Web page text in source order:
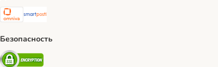
Omniva Shipping Method
SmartPosti Shipping Method
Безопасность
Security